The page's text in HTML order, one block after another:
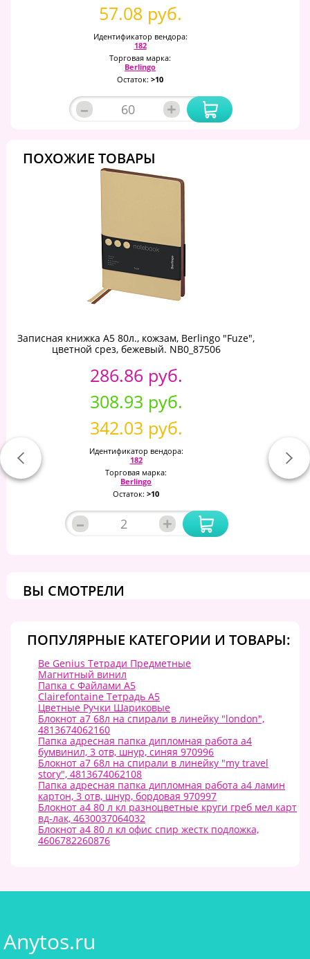
57.08 руб.
Идентификатор вендора:
182
Торговая марка:
Berlingo
Остаток: >10
– +
ПОХОЖИЕ ТОВАРЫ
Записная книжка А5 80л., кожзам, Berlingo "Fuze",
цветной срез, бежевый. NB0_87506
286.86 руб.
308.93 руб.
342.03 руб.
Идентификатор вендора:
182
Торговая марка:
Berlingo
Остаток: >10
– +
ВЫ СМОТРЕЛИ
ПОПУЛЯРНЫЕ КАТЕГОРИИ И ТОВАРЫ:
Be Genius Тетради Предметные
Магнитный винил
Папка с Файлами А5
Clairefontaine Тетрадь А5
Цветные Ручки Шариковые
Блокнот а7 68л на спирали в линейку "london",
4813674062160
Папка адресная папка дипломная работа а4
бумвинил, 3 отв, шнур, синяя 970996
Блокнот а7 68л на спирали в линейку "my travel
story", 4813674062108
Папка адресная папка дипломная работа а4 ламин
картон, 3 отв, шнур, бордовая 970997
Блокнот а4 80 л кл разноцветные круги греб мел карт
вд-лак, 4630037064032
Блокнот а4 80 л кл офис спир жестк подложка,
4606782260876
Anytos.ru